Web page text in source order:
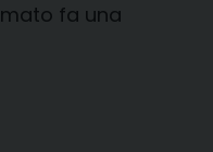
fa una